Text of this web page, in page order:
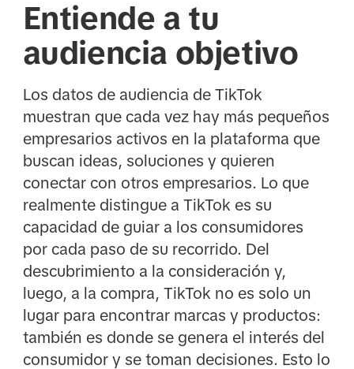
Entiende a tu
audiencia objetivo
Los datos de audiencia de TikTok
muestran que cada vez hay más pequeños
empresarios activos en la plataforma que
buscan ideas, soluciones y quieren
conectar con otros empresarios. Lo que
realmente distingue a TikTok es su
capacidad de guiar a los consumidores
por cada paso de su recorrido. Del
descubrimiento a la consideración y,
luego, a la compra, TikTok no es solo un
lugar para encontrar marcas y productos:
también es donde se genera el interés del
consumidor y se toman decisiones. Esto lo